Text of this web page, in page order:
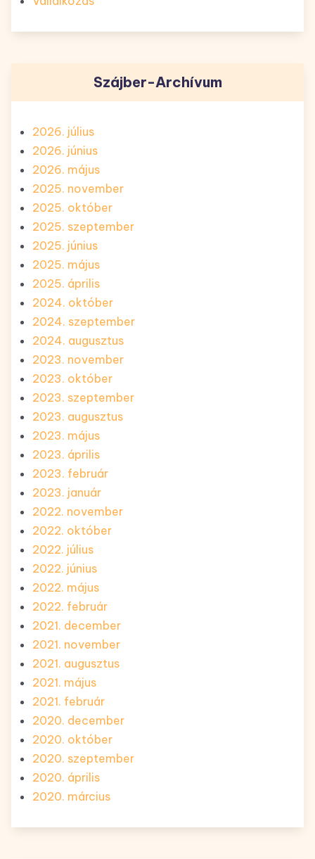
Szájber-Archívum
2026. július
2026. június
2026. május
2025. november
2025. október
2025. szeptember
2025. június
2025. május
2025. április
2024. október
2024. szeptember
2024. augusztus
2023. november
2023. október
2023. szeptember
2023. augusztus
2023. május
2023. április
2023. február
2023. január
2022. november
2022. október
2022. július
2022. június
2022. május
2022. február
2021. december
2021. november
2021. augusztus
2021. május
2021. február
2020. december
2020. október
2020. szeptember
2020. április
2020. március